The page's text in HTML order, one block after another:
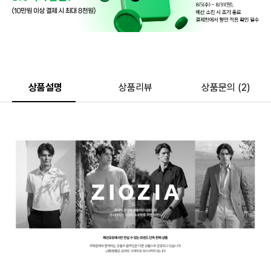
상품설명 상품리뷰 상품문의 (2)